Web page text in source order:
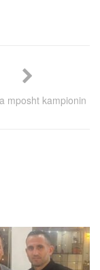
mposht kampionin